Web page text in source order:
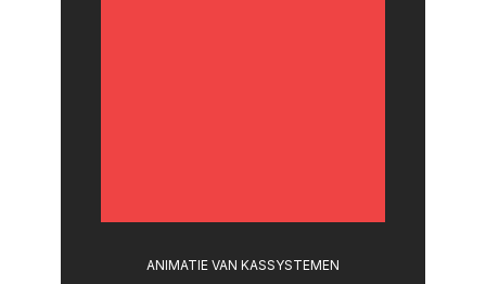
ANIMATIE VAN KASSYSTEMEN